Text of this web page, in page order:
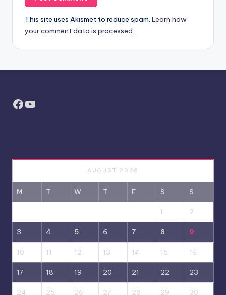
This site uses Akismet to reduce spam. Learn how
your comment data is processed.
Facebook
YouTube
AUGUST 2026
M T W T F S S
1 2
3 4 5 6 7 8 9
10 11 12 13 14 15 16
17 18 19 20 21 22 23
24 25 26 27 28 29 30